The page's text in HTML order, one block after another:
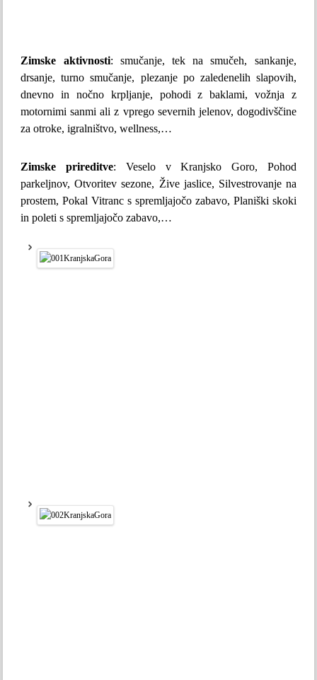
Zimske aktivnosti: smučanje, tek na smučeh, sankanje,
drsanje, turno smučanje, plezanje po zaledenelih slapovih,
dnevno in nočno krpljanje, pohodi z baklami, vožnja z
motornimi sanmi ali z vprego severnih jelenov, dogodivščine
za otroke, igralništvo, wellness,…
Zimske prireditve: Veselo v Kranjsko Goro, Pohod
parkeljnov, Otvoritev sezone, Žive jaslice, Silvestrovanje na
prostem, Pokal Vitranc s spremljajočo zabavo, Planiški skoki
in poleti s spremljajočo zabavo,…